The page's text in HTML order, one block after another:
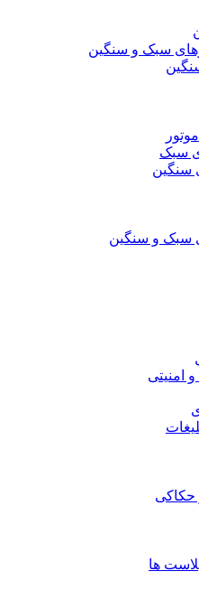
سبک و سنگین
سبک
سنگین
سبک و سنگین
امنیتی
حکاکی
ها